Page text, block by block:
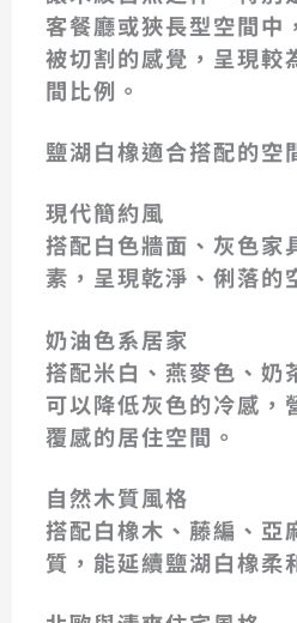
客餐廳或狹長型空間中
被切割的感覺，呈現較
間比例。
鹽湖白橡適合搭配的空
現代簡約風
搭配白色牆面、灰色家
素，呈現乾淨、俐落的
奶油色系居家
搭配米白、燕麥色、奶
可以降低灰色的冷感，
覆感的居住空間。
自然木質風格
搭配白橡木、藤編、亞
質，能延續鹽湖白橡柔